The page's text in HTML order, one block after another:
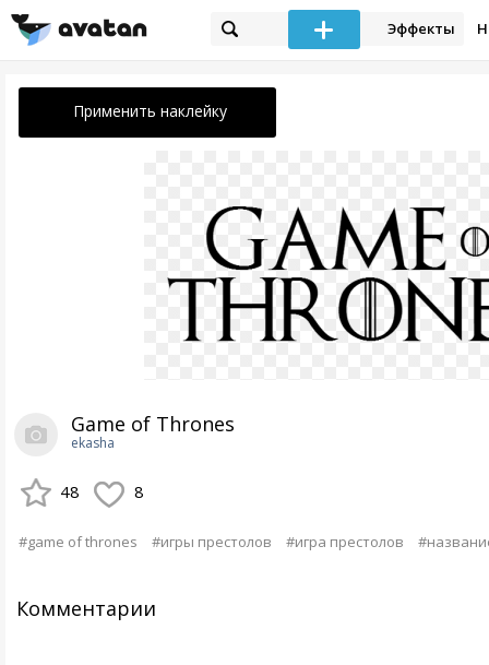
Эффекты
Применить наклейку
Game of Thrones
ekasha
48 8
#game of thrones #игры престолов #игра престолов
Комментарии